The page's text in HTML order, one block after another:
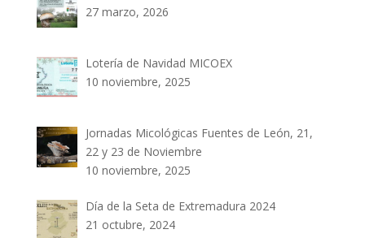
27 marzo, 2026
Lotería de Navidad MICOEX
10 noviembre, 2025
Jornadas Micológicas Fuentes de León, 21,
22 y 23 de Noviembre
10 noviembre, 2025
Día de la Seta de Extremadura 2024
21 octubre, 2024